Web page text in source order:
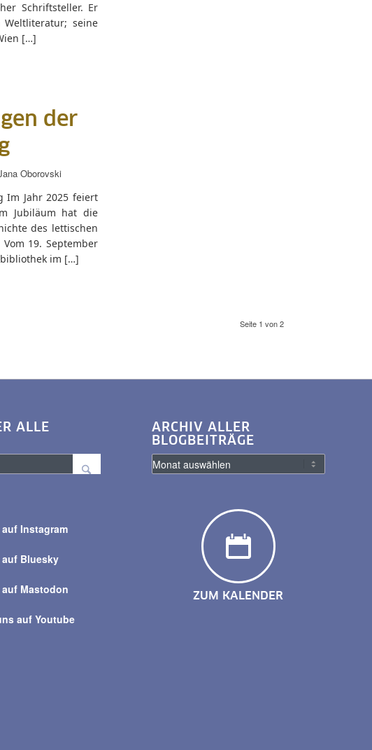
Schriftsteller. Er
seine
[…]
der
Oborovski
Im Jahr 2025 feiert
Jubiläum hat die
des lettischen
19. September
im […]
Seite 1 von 2
ALLE
Instagram
Bluesky
Mastodon
auf Youtube
ARCHIV ALLER
BLOGBEITRÄGE
ZUM KALENDER